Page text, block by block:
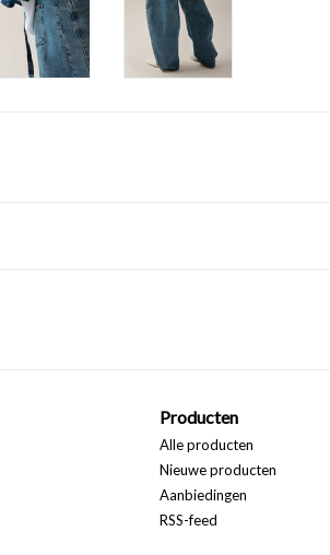
Producten
Alle producten
Nieuwe producten
Aanbiedingen
RSS-feed